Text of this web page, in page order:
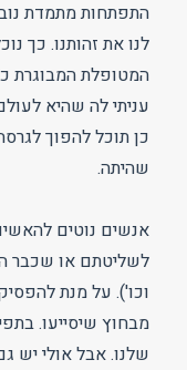
התפתחות מתמדת
לנו את זהותנו. כך
המטופלת המבוגרת
עניתי לה שהיא
כן תוכל להפוך
שהיתה.
אנשים נוטים
לשליטתם או שכבר
וכו'). על מנת
מבחוץ שיסייעו.
שלנו. אבל אולי יש